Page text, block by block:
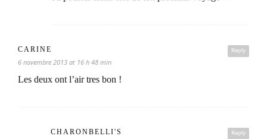
Reply
CARINE
6 novembre 2013 at 16 h 48 min
Les deux ont l’air tres bon !
Reply
CHARONBELLI'S